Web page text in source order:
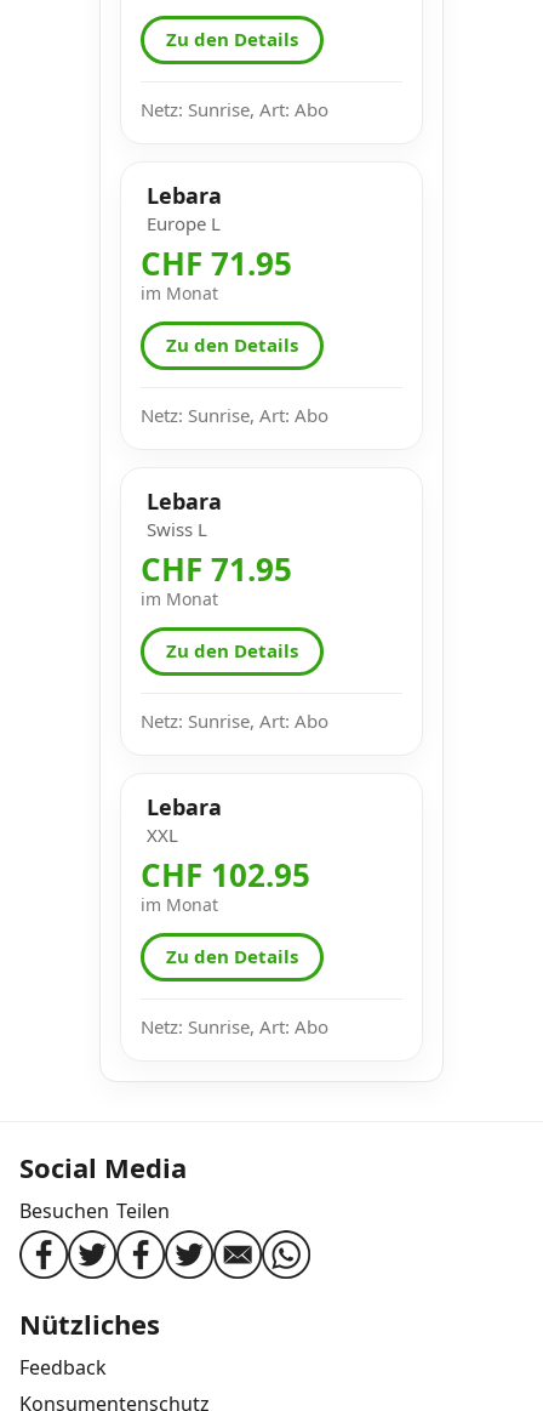
Zu den Details
Netz: Sunrise, Art: Abo
Lebara
Europe L
CHF 71.95
im Monat
Zu den Details
Netz: Sunrise, Art: Abo
Lebara
Swiss L
CHF 71.95
im Monat
Zu den Details
Netz: Sunrise, Art: Abo
Lebara
XXL
CHF 102.95
im Monat
Zu den Details
Netz: Sunrise, Art: Abo
Social Media
Besuchen Teilen
Nützliches
Feedback
Konsumentenschutz